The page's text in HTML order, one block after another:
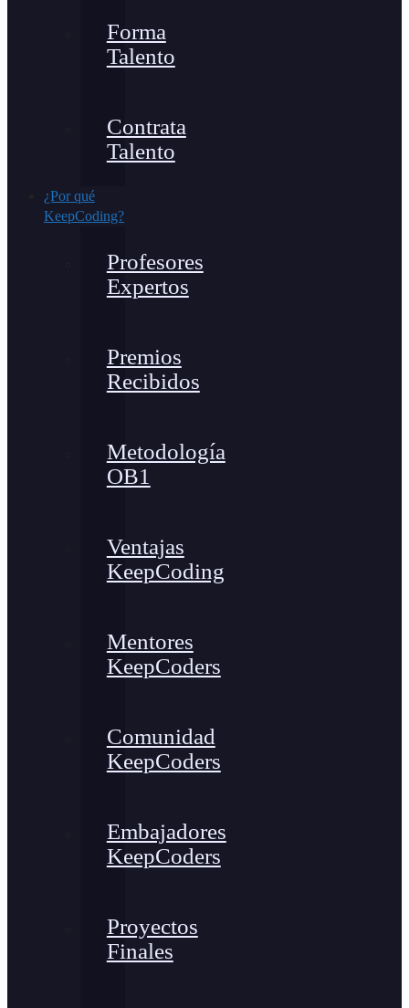
Forma
Talento
Contrata
Talento
¿Por qué
KeepCoding?
Profesores
Expertos
Premios
Recibidos
Metodología
OB1
Ventajas
KeepCoding
Mentores
KeepCoders
Comunidad
KeepCoders
Embajadores
KeepCoders
Proyectos
Finales